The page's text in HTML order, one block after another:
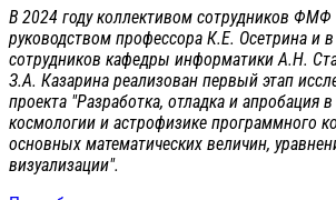
В 2024 году коллективом сотрудников
руководством профессора К.Е. Осетрина и в
сотрудников кафедры информатики А.Н.
З.А. Казарина реализован первый этап
проекта "Разработка, отладка и апробация
космологии и астрофизике программного
основных математических величин,
визуализации".